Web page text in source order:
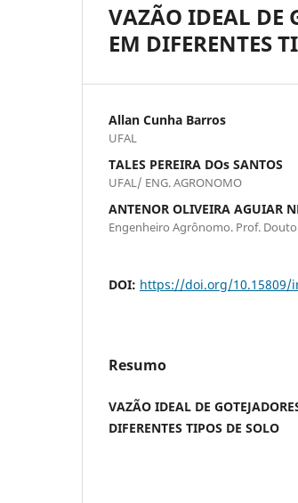
VAZÃO IDEAL DE
EM DIFERENTES
Allan Cunha Barros
UFAL
TALES PEREIRA DOs SANTOS
UFAL/ ENG. AGRONOMO
ANTENOR OLIVEIRA AGUIAR
Engenheiro Agrônomo. Prof.
DOI: https://doi.org/10.15809/
Resumo
VAZÃO IDEAL DE
DIFERENTES TIPOS DE SOLO